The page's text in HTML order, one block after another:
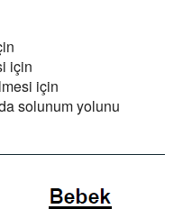
için
için
solunum yolunu